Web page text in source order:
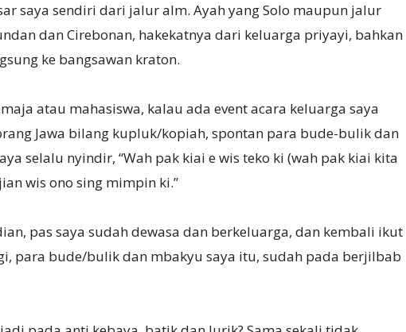
saya sendiri dari jalur alm. Ayah yang Solo maupun jalur
dan Cirebonan, hakekatnya dari keluarga priyayi, bahkan
ke bangsawan kraton.
atau mahasiswa, kalau ada event acara keluarga saya
Jawa bilang kupluk/kopiah, spontan para bude-bulik dan
selalu nyindir, “Wah pak kiai e wis teko ki (wah pak kiai kita
wis ono sing mimpin ki.”
pas saya sudah dewasa dan berkeluarga, dan kembali ikut
para bude/bulik dan mbakyu saya itu, sudah pada berjilbab